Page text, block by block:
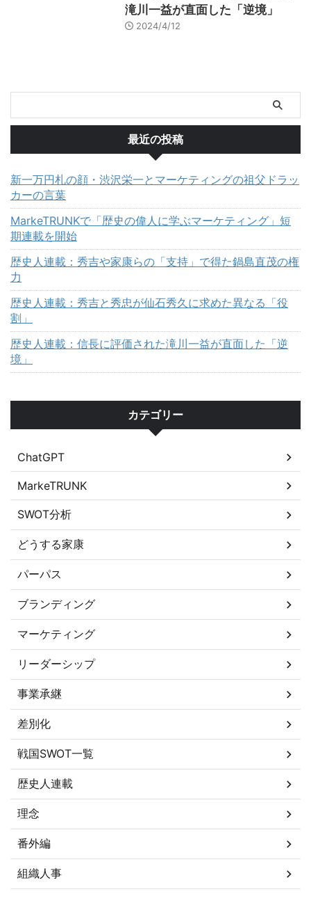
滝川一益が直面した「逆境」
2024/4/12
最近の投稿
新一万円札の顔・渋沢栄一とマーケティングの祖父ドラッ
カーの言葉
MarkeTRUNKで「歴史の偉人に学ぶマーケティング」短
期連載を開始
歴史人連載：秀吉や家康らの「支持」で得た鍋島直茂の権
力
歴史人連載：秀吉と秀忠が仙石秀久に求めた異なる「役
割」
歴史人連載：信長に評価された滝川一益が直面した「逆
境」
カテゴリー
ChatGPT
MarkeTRUNK
SWOT分析
どうする家康
パーパス
ブランディング
マーケティング
リーダーシップ
事業承継
差別化
戦国SWOT一覧
歴史人連載
理念
番外編
組織人事